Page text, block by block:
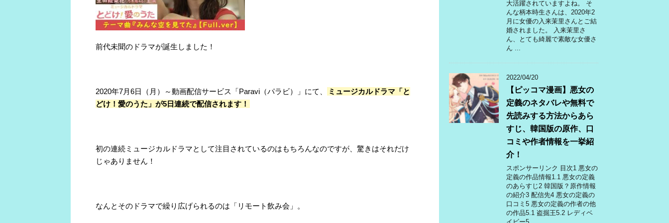
前代未聞のドラマが誕生しました！
2020年7月6日（月）～動画配信サービス「Paravi（パラビ）」にて、
ミュージカルドラマ「と
どけ！愛のうた」が5日連続で配信されます！
初の連続ミュージカルドラマとして注目されているのはもちろんなのですが、驚きはそれだけ
じゃありません！
なんとそのドラマで繰り広げられるのは「リモート飲み会」。
大活躍されていますよね。 そ
んな柄本時生さんは、2020年2
月に女優の入来茉里さんとご結
婚されました。 入来茉里さ
ん、とても綺麗で素敵な女優さ
ん ...
2022/04/20
【ピッコマ漫画】悪女の
定義のネタバレや無料で
先読みする方法からあら
すじ、韓国版の原作、口
コミや作者情報を一挙紹
介！
スポンサーリンク 目次1 悪女の
定義の作品情報1.1 悪女の定義
のあらすじ2 韓国版？原作情報
の紹介3 配信先4 悪女の定義の
口コミ5 悪女の定義の作者の他
の作品5.1 盗掘王5.2 レディベ